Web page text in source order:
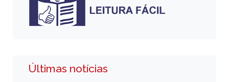
Últimas notícias